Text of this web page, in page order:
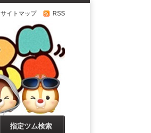
サイトマップ RSS
指定ツム検索